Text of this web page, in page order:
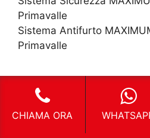
Primavalle
Sistema Antifurto
Primavalle
CHIAMA ORA